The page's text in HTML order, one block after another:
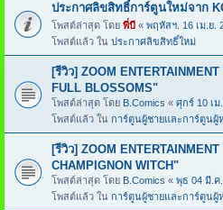
ประกาศลิขสิทธิ์การ์ตูนใหม่จาก
โพสต์ล่าสุด โดย พี่บี « พฤหัสฯ. 16 เม.ย.
โพสต์แล้ว ใน ประกาศลิขสิทธิ์ใหม่
[รีวิว] ZOOM
FULL BLOSSOMS"
โพสต์ล่าสุด โดย B.Comics « ศุกร์ 10 เม
โพสต์แล้ว ใน การ์ตูนผู้ชายและการ์ตูนผู้
[รีวิว] ZOOM
CHAMPIGNON WITCH"
โพสต์ล่าสุด โดย B.Comics « พุธ 04 มี.ค
โพสต์แล้ว ใน การ์ตูนผู้ชายและการ์ตูนผู้